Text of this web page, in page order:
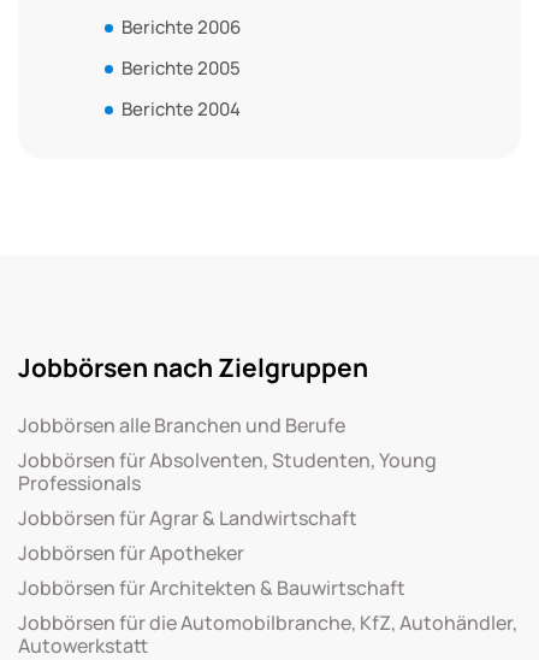
Berichte 2006
Berichte 2005
Berichte 2004
Jobbörsen nach Zielgruppen
Jobbörsen alle Branchen und Berufe
Jobbörsen für Absolventen, Studenten, Young
Professionals
Jobbörsen für Agrar & Landwirtschaft
Jobbörsen für Apotheker
Jobbörsen für Architekten & Bauwirtschaft
Jobbörsen für die Automobilbranche, KfZ, Autohändler,
Autowerkstatt